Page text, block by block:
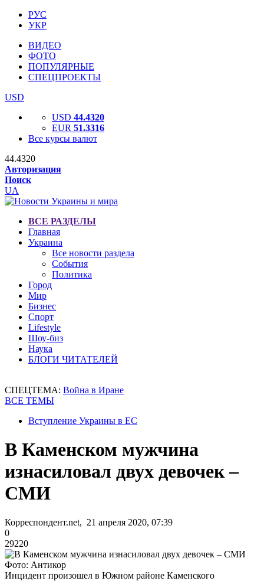
РУС
УКР
ВИДЕО
ФОТО
ПОПУЛЯРНЫЕ
СПЕЦПРОЕКТЫ
USD
USD 44.4320
EUR 51.3316
Все курсы валют
44.4320
Авторизация
Поиск
UA
ВСЕ РАЗДЕЛЫ
Главная
Украина
Все новости раздела
События
Политика
Город
Мир
Бизнес
Спорт
Lifestyle
Шоу-биз
Наука
БЛОГИ ЧИТАТЕЛЕЙ
СПЕЦТЕМА: Война в Иране
ВСЕ ТЕМЫ
Вступление Украины в ЕС
В Каменском мужчина
изнасиловал двух девочек –
СМИ
Корреспондент.net, 21 апреля 2020, 07:39
0
29220
Фото: Антикор
Инцидент произошел в Южном районе Каменского